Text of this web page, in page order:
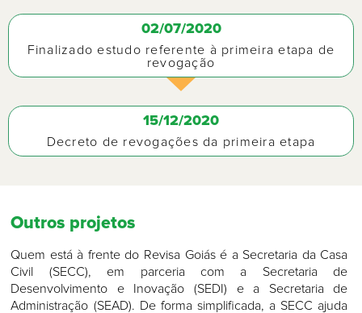
02/07/2020
Finalizado estudo referente à primeira etapa de
revogação
15/12/2020
Decreto de revogações da primeira etapa
Outros projetos
Quem está à frente do Revisa Goiás é a Secretaria da Casa
Civil (SECC), em parceria com a Secretaria de
Desenvolvimento e Inovação (SEDI) e a Secretaria de
Administração (SEAD). De forma simplificada, a SECC ajuda